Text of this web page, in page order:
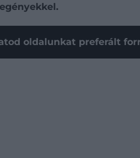
oldalunkat preferált